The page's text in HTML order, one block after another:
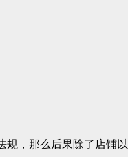
，那么后果除了店铺